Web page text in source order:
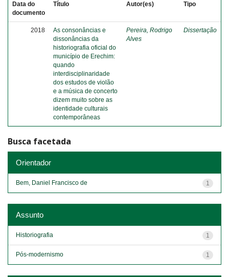
Data do
documento
Título Autor(es) Tipo
2018
As consonâncias e
dissonâncias da
historiografia oficial do
município de Erechim:
quando
interdisciplinaridade
dos estudos de violão
e a música de concerto
dizem muito sobre as
identidade culturais
contemporâneas
Pereira, Rodrigo
Alves
Dissertação
Busca facetada
Orientador
1
Bem, Daniel Francisco de
Assunto
1
Historiografia
1
Pós-modernismo